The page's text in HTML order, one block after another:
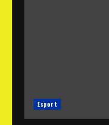
Esport